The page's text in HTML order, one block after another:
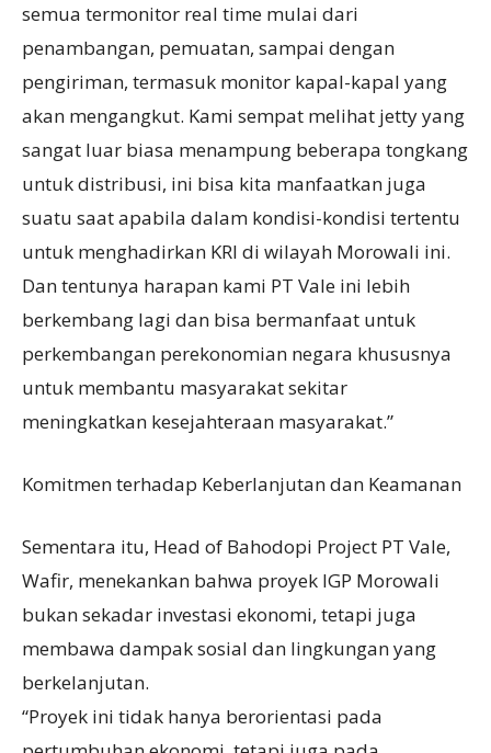
semua termonitor real time mulai dari
penambangan, pemuatan, sampai dengan
pengiriman, termasuk monitor kapal-kapal yang
akan mengangkut. Kami sempat melihat jetty yang
sangat luar biasa menampung beberapa tongkang
untuk distribusi, ini bisa kita manfaatkan juga
suatu saat apabila dalam kondisi-kondisi tertentu
untuk menghadirkan KRI di wilayah Morowali ini.
Dan tentunya harapan kami PT Vale ini lebih
berkembang lagi dan bisa bermanfaat untuk
perkembangan perekonomian negara khususnya
untuk membantu masyarakat sekitar
meningkatkan kesejahteraan masyarakat.”
Komitmen terhadap Keberlanjutan dan Keamanan
Sementara itu, Head of Bahodopi Project PT Vale,
Wafir, menekankan bahwa proyek IGP Morowali
bukan sekadar investasi ekonomi, tetapi juga
membawa dampak sosial dan lingkungan yang
berkelanjutan.
“Proyek ini tidak hanya berorientasi pada